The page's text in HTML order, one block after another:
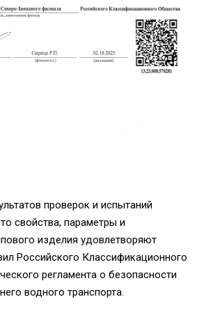
проверок и испытаний
свойства, параметры и
изделия удовлетворяют
Российского Классификационного
регламента о безопасности
водного транспорта.